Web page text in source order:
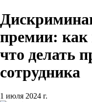
премии: как
что делать
сотрудника
1 июля 2024 г.